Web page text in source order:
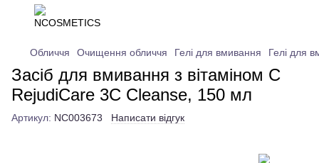
Обличчя Очищення обличчя Гелі для вмивання Гелі для
Засіб для вмивання з вітаміном С
RejudiCare 3C Cleanse, 150 мл
Артикул: NC003673 Написати відгук